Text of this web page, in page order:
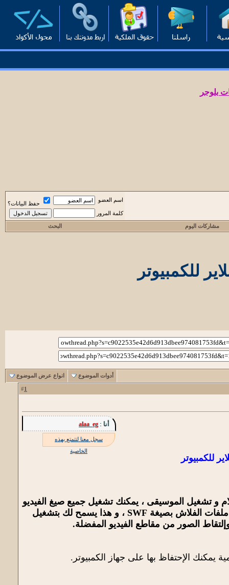
بلوجر
اسم العضو
حفظ البيانات؟
كلمة المرور
مشاركات اليوم البحث
أدوات الموضوع انواع عرض الموضوع
1
أنا :alaa_eg
سجل معنا لتتمتع بهذه
الخاصية
و تشغيل الموسيقى ، يمكنك تشغيل جميع صيغ الفيديو
و الصوت وملفات الترجمة بدون الحاجة إلى حزم الكودكس الخارجية ، أيضاً يمكنك تشغيل ملفات الفلاش بصيغة SWF ، و هذا يسمح لك بتشغيل
الصور من مقاطع الفيديو المفضلة.
الإحتفاظ بها على جهاز الكمبيوتر.